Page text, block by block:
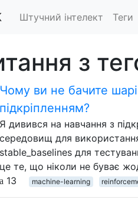
Штучний інтелект Теги
з
Чому ви не бачите
підкріпленням?
Я дивився на навчання з
середовищ для
stable_baselines для
це те, що ніколи не буває
13
machine-learning